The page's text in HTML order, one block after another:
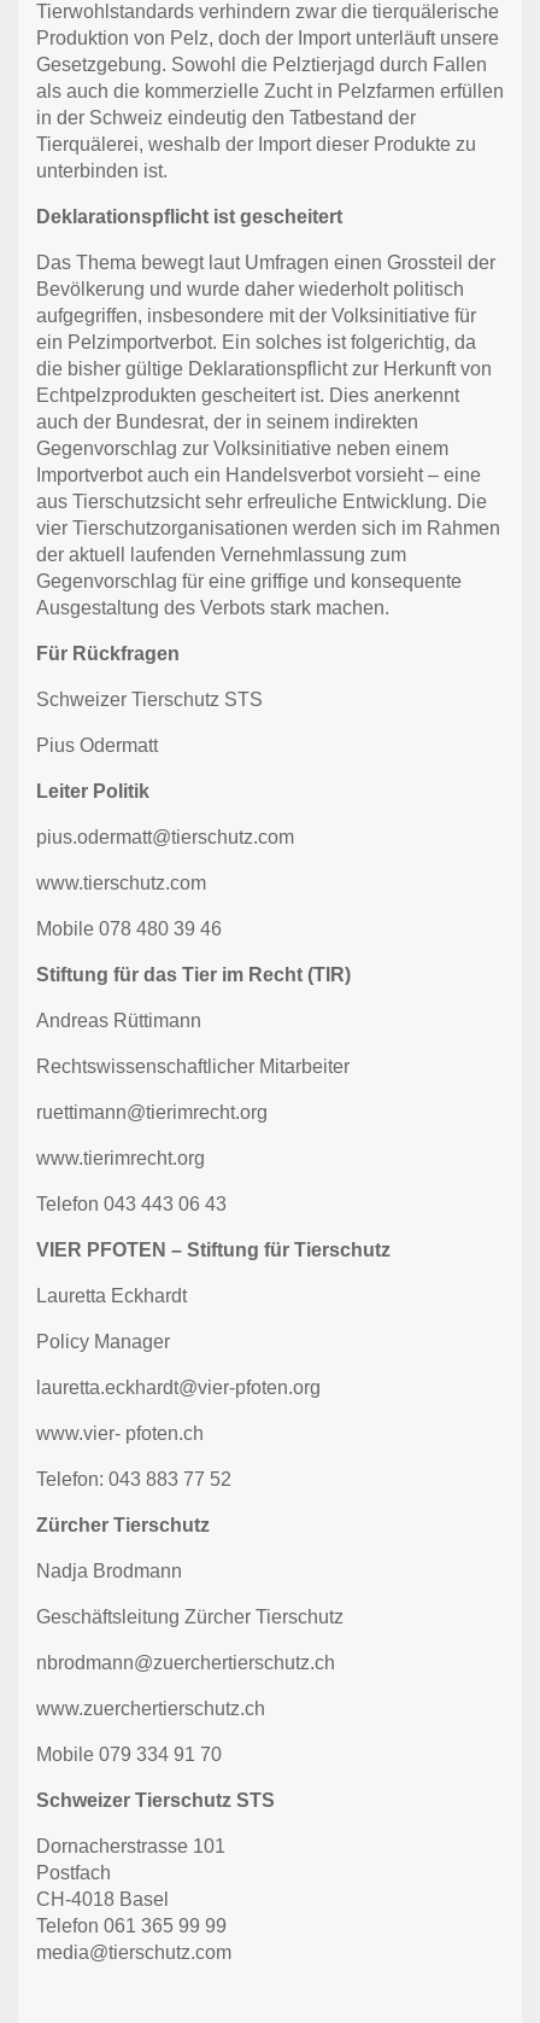
Tierwohlstandards verhindern zwar die tierquälerische
Produktion von Pelz, doch der Import unterläuft unsere
Gesetzgebung. Sowohl die Pelztierjagd durch Fallen
als auch die kommerzielle Zucht in Pelzfarmen erfüllen
in der Schweiz eindeutig den Tatbestand der
Tierquälerei, weshalb der Import dieser Produkte zu
unterbinden ist.
Deklarationspflicht ist gescheitert
Das Thema bewegt laut Umfragen einen Grossteil der
Bevölkerung und wurde daher wiederholt politisch
aufgegriffen, insbesondere mit der Volksinitiative für
ein Pelzimportverbot. Ein solches ist folgerichtig, da
die bisher gültige Deklarationspflicht zur Herkunft von
Echtpelzprodukten gescheitert ist. Dies anerkennt
auch der Bundesrat, der in seinem indirekten
Gegenvorschlag zur Volksinitiative neben einem
Importverbot auch ein Handelsverbot vorsieht – eine
aus Tierschutzsicht sehr erfreuliche Entwicklung. Die
vier Tierschutzorganisationen werden sich im Rahmen
der aktuell laufenden Vernehmlassung zum
Gegenvorschlag für eine griffige und konsequente
Ausgestaltung des Verbots stark machen.
Für Rückfragen
Schweizer Tierschutz STS
Pius Odermatt
Leiter Politik
pius.odermatt@tierschutz.com
www.tierschutz.com
Mobile 078 480 39 46
Stiftung für das Tier im Recht (TIR)
Andreas Rüttimann
Rechtswissenschaftlicher Mitarbeiter
ruettimann@tierimrecht.org
www.tierimrecht.org
Telefon 043 443 06 43
VIER PFOTEN – Stiftung für Tierschutz
Lauretta Eckhardt
Policy Manager
lauretta.eckhardt@vier-pfoten.org
www.vier- pfoten.ch
Telefon: 043 883 77 52
Zürcher Tierschutz
Nadja Brodmann
Geschäftsleitung Zürcher Tierschutz
nbrodmann@zuerchertierschutz.ch
www.zuerchertierschutz.ch
Mobile 079 334 91 70
Schweizer Tierschutz STS
Dornacherstrasse 101
Postfach
CH-4018 Basel
Telefon 061 365 99 99
media@tierschutz.com